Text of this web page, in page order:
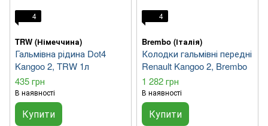
4
TRW (Німеччина)
Гальмівна рідина Dot4
Kangoo 2, TRW 1л
435 грн
В наявності
Купити
4
Brembo (Італія)
Колодки гальмівні передні
Renault Kangoo 2, Brembo
1 282 грн
В наявності
Купити